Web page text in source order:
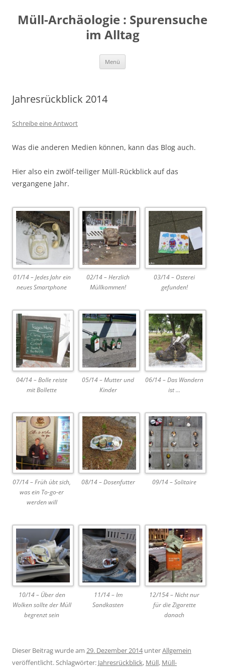
springen
Müll-Archäologie : Spurensuche
im Alltag
Menü
Jahresrückblick 2014
Schreibe eine Antwort
Was die anderen Medien können, kann das Blog auch.
Hier also ein zwölf-teiliger Müll-Rückblick auf das
vergangene Jahr.
01/14 – Jedes Jahr ein
neues Smartphone
02/14 – Herzlich
Müllkommen!
03/14 – Osterei
gefunden!
04/14 – Bolle reiste
mit Bollette
05/14 – Mutter und
Kinder
06/14 – Das Wandern
ist …
07/14 – Früh übt sich,
was ein To-go-er
werden will
08/14 – Dosenfutter 09/14 – Solitaire
10/14 – Über den
Wolken sollte der Müll
begrenzt sein
11/14 – Im
Sandkasten
12/154 – Nicht nur
für die Zigarette
danach
Dieser Beitrag wurde am 29. Dezember 2014unterAllgemein
veröffentlicht. Schlagwörter: Jahresrückblick, Müll, Müll-